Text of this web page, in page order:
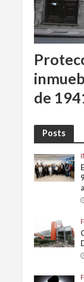
de
Posts